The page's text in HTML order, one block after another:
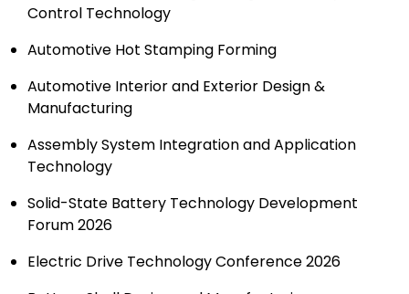
Control Technology
Automotive Hot Stamping Forming
Automotive Interior and Exterior Design &
Manufacturing
Assembly System Integration and Application
Technology
Solid-State Battery Technology Development
Forum 2026
Electric Drive Technology Conference 2026